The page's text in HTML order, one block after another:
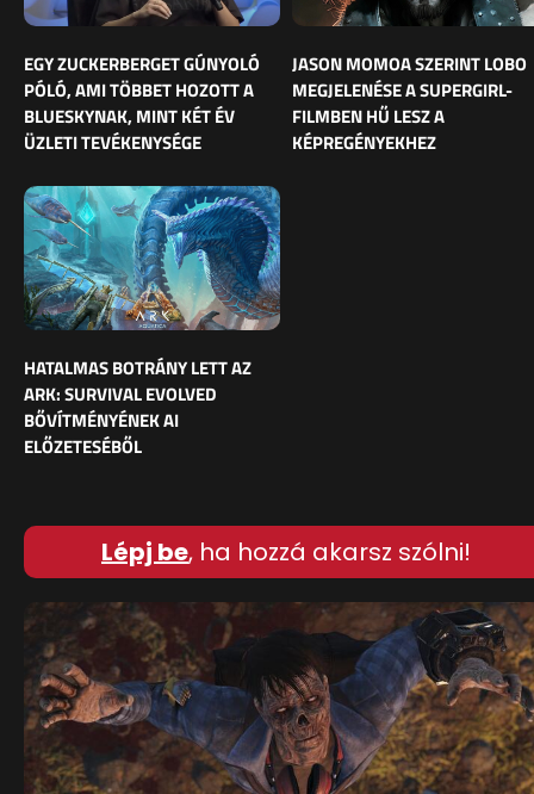
EGY ZUCKERBERGET GÚNYOLÓ
PÓLÓ, AMI TÖBBET HOZOTT A
BLUESKYNAK, MINT KÉT ÉV
ÜZLETI TEVÉKENYSÉGE
JASON MOMOA SZERINT LOBO
MEGJELENÉSE A SUPERGIRL-
FILMBEN HŰ LESZ A
KÉPREGÉNYEKHEZ
HATALMAS BOTRÁNY LETT AZ
ARK: SURVIVAL EVOLVED
BŐVÍTMÉNYÉNEK AI
ELŐZETESÉBŐL
Lépj be, ha hozzá akarsz szólni!